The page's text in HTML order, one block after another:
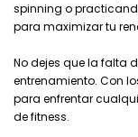
spinning o
para maximizar tu
No dejes que la falta
entrenamiento. Con
para enfrentar
de fitness.